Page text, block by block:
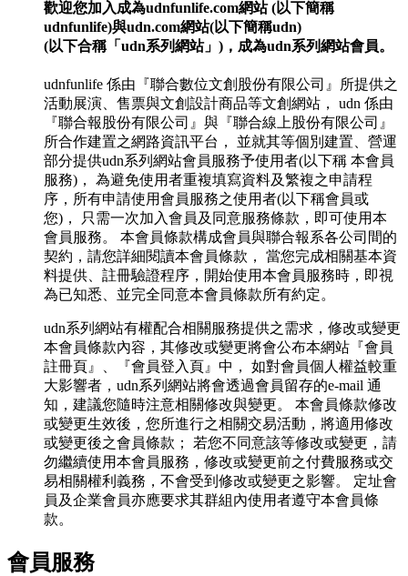
歡迎您加入成為udnfunlife.com網站 (以下簡稱
udnfunlife)與udn.com網站(以下簡稱udn)
(以下合稱「udn系列網站」)，成為udn系列網站會員。
udnfunlife 係由『聯合數位文創股份有限公司』所提供之
活動展演、售票與文創設計商品等文創網站， udn 係由
『聯合報股份有限公司』與『聯合線上股份有限公司』
所合作建置之網路資訊平台， 並就其等個別建置、營運
部分提供udn系列網站會員服務予使用者(以下稱 本會員
服務)， 為避免使用者重複填寫資料及繁複之申請程
序，所有申請使用會員服務之使用者(以下稱會員或
您)， 只需一次加入會員及同意服務條款，即可使用本
會員服務。 本會員條款構成會員與聯合報系各公司間的
契約，請您詳細閱讀本會員條款， 當您完成相關基本資
料提供、註冊驗證程序，開始使用本會員服務時，即視
為已知悉、並完全同意本會員條款所有約定。
udn系列網站有權配合相關服務提供之需求，修改或變更
本會員條款內容，其修改或變更將會公布本網站『會員
註冊頁』、『會員登入頁』中， 如對會員個人權益較重
大影響者，udn系列網站將會透過會員留存的e-mail 通
知，建議您隨時注意相關修改與變更。 本會員條款修改
或變更生效後，您所進行之相關交易活動，將適用修改
或變更後之會員條款； 若您不同意該等修改或變更，請
勿繼續使用本會員服務，修改或變更前之付費服務或交
易相關權利義務，不會受到修改或變更之影響。 定址會
員及企業會員亦應要求其群組內使用者遵守本會員條
款。
會員服務